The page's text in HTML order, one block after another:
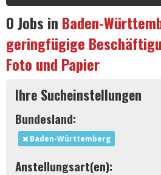
0Jobs in Baden-
geringfügige
Foto und Papier
Ihre Sucheinstellungen
Bundesland:
Baden-Württemberg
Anstellungsart(en):